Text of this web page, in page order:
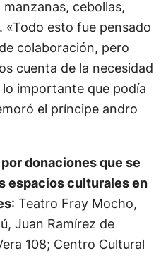
cebollas,
«Todo esto fue pensado
colaboración, pero
cuenta de la necesidad
importante que podía
el príncipe andro
donaciones que se
espacios culturales en
: Teatro Fray Mocho,
Juan Ramírez de
108; Centro Cultural